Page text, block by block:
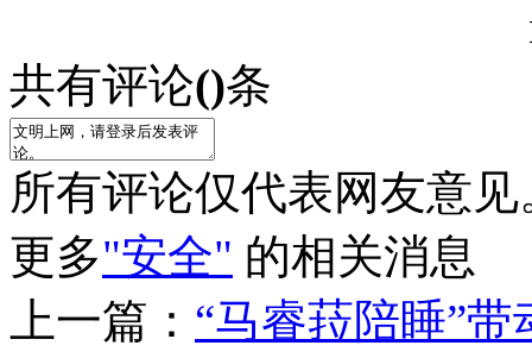
共有评论()条
所有评论仅代表网友意见
更多"安全" 的相关消息
上一篇： “马睿菈陪睡”带